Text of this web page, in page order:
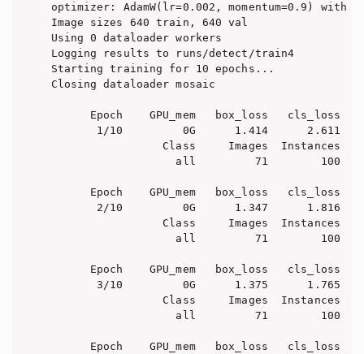
optimizer: AdamW(lr=0.002, momentum=0.9)
Image sizes 640 train, 640 val
Using 0 dataloader workers
Logging results to runs/detect/train4
Starting training for 10 epochs...
Closing dataloader mosaic
Epoch    GPU_mem   box_loss   cls_loss
1/10         0G      1.414      2.611
Class     Images  Instances
all         71        100
Epoch    GPU_mem   box_loss   cls_loss
2/10         0G      1.347      1.816
Class     Images  Instances
all         71        100
Epoch    GPU_mem   box_loss   cls_loss
3/10         0G      1.375      1.765
Class     Images  Instances
all         71        100
Epoch    GPU_mem   box_loss   cls_loss